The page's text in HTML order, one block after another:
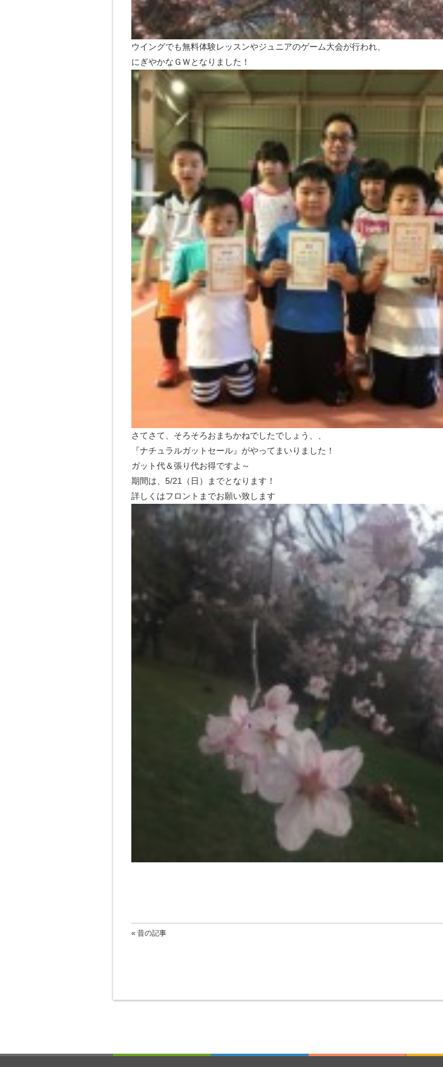
ウイングでも無料体験レッスンやジュニアのゲーム大会が行われ、
にぎやかなＧＷとなりました！
さてさて、そろそろおまちかねでしたでしょう、、
『ナチュラルガットセール』がやってまいりました！
ガット代＆張り代お得ですよ～
期間は、5/21（日）までとなります！
詳しくはフロントまでお願い致します
« 昔の記事